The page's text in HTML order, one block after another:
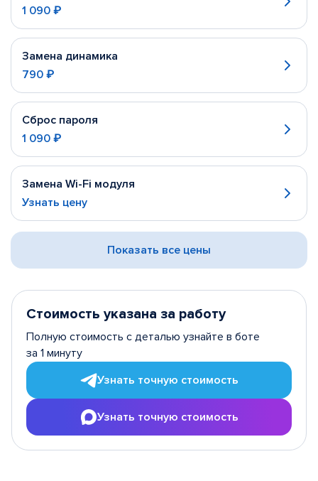
1 090 ₽
Замена динамика
790 ₽
Сброс пароля
1 090 ₽
Замена Wi-Fi модуля
Узнать цену
Показать все цены
Стоимость указана за работу
Полную стоимость с деталью узнайте в боте
за 1 минуту
Узнать точную стоимость
Узнать точную стоимость